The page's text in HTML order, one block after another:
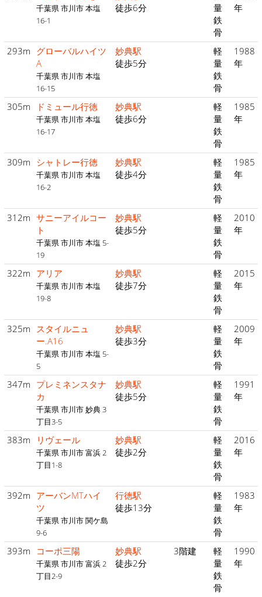
千葉県 市川市 本塩
16-1
徒歩6分
量
鉄
骨
年
293m グローバルハイツ
A
千葉県 市川市 本塩
16-15
妙典駅
徒歩5分
軽
量
鉄
骨
1988
年
305m ドミュール行徳
千葉県 市川市 本塩
16-17
妙典駅
徒歩6分
軽
量
鉄
骨
1985
年
309m シャトレー行徳
千葉県 市川市 本塩
16-2
妙典駅
徒歩4分
軽
量
鉄
骨
1985
年
312m サニーアイルコー
ト
千葉県 市川市 本塩 5-
19
妙典駅
徒歩5分
軽
量
鉄
骨
2010
年
322m アリア
千葉県 市川市 本塩
19-8
妙典駅
徒歩7分
軽
量
鉄
骨
2015
年
325m スタイルニュ
ー.A16
千葉県 市川市 本塩 5-
5
妙典駅
徒歩3分
軽
量
鉄
骨
2009
年
347m プレミネンスタナ
カ
千葉県 市川市 妙典 3
丁目3-5
妙典駅
徒歩5分
軽
量
鉄
骨
1991
年
383m リヴェール
千葉県 市川市 富浜 2
丁目1-8
妙典駅
徒歩2分
軽
量
鉄
骨
2016
年
392m アーバンMTハイ
ツ
千葉県 市川市 関ケ島
9-6
行徳駅
徒歩13分
軽
量
鉄
骨
1983
年
393m コーポ三陽
千葉県 市川市 富浜 2
丁目2-9
妙典駅
徒歩2分
3階建
軽
量
鉄
骨
1990
年